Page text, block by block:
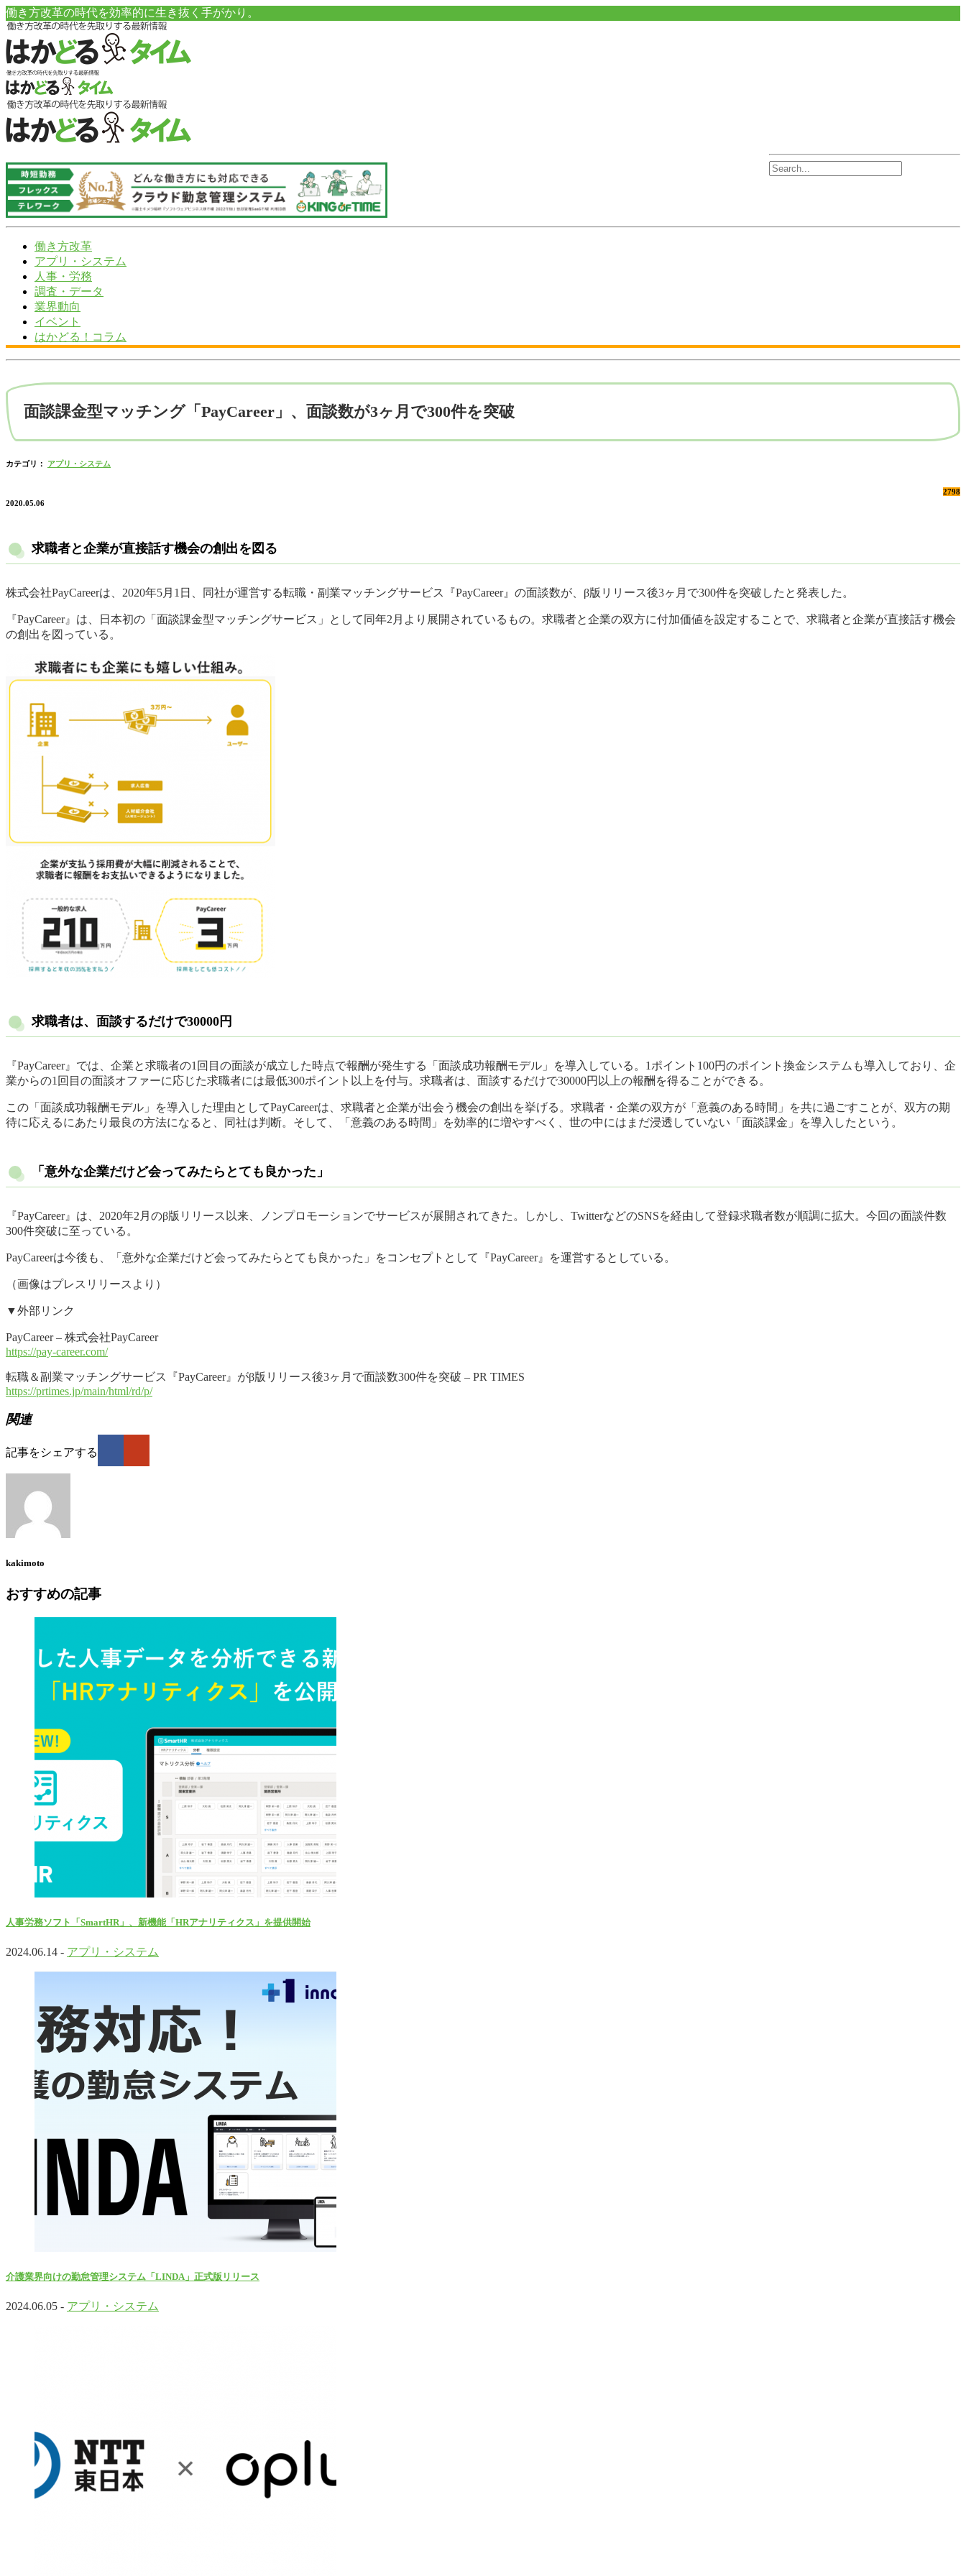
働き方改革の時代を効率的に生き抜く手がかり。
働き方改革
アプリ・システム
人事・労務
調査・データ
業界動向
イベント
はかどる！コラム
面談課金型マッチング「PayCareer」、面談数が3ヶ月で300件を突破
カテゴリ： アプリ・システム
2798
2020.05.06
求職者と企業が直接話す機会の創出を図る
株式会社PayCareerは、2020年5月1日、同社が運営する転職・副業マッチングサービス『PayCareer』の面談数が、β版リリース後3ヶ月で300件を突破したと発表した。
『PayCareer』は、日本初の「面談課金型マッチングサービス」として同年2月より展開されているもの。求職者と企業の双方に付加価値を設定することで、求職者と企業が直接話す機会
の創出を図っている。
求職者は、面談するだけで30000円
『PayCareer』では、企業と求職者の1回目の面談が成立した時点で報酬が発生する「面談成功報酬モデル」を導入している。1ポイント100円のポイント換金システムも導入しており、企
業からの1回目の面談オファーに応じた求職者には最低300ポイント以上を付与。求職者は、面談するだけで30000円以上の報酬を得ることができる。
この「面談成功報酬モデル」を導入した理由としてPayCareerは、求職者と企業が出会う機会の創出を挙げる。求職者・企業の双方が「意義のある時間」を共に過ごすことが、双方の期
待に応えるにあたり最良の方法になると、同社は判断。そして、「意義のある時間」を効率的に増やすべく、世の中にはまだ浸透していない「面談課金」を導入したという。
「意外な企業だけど会ってみたらとても良かった」
『PayCareer』は、2020年2月のβ版リリース以来、ノンプロモーションでサービスが展開されてきた。しかし、TwitterなどのSNSを経由して登録求職者数が順調に拡大。今回の面談件数
300件突破に至っている。
PayCareerは今後も、「意外な企業だけど会ってみたらとても良かった」をコンセプトとして『PayCareer』を運営するとしている。
（画像はプレスリリースより）
▼外部リンク
PayCareer – 株式会社PayCareer
https://pay-career.com/
転職＆副業マッチングサービス『PayCareer』がβ版リリース後3ヶ月で面談数300件を突破 – PR TIMES
https://prtimes.jp/main/html/rd/p/
関連
記事をシェアする
kakimoto
おすすめの記事
人事労務ソフト「SmartHR」、新機能「HRアナリティクス」を提供開始
2024.06.14 - アプリ・システム
介護業界向けの勤怠管理システム「LINDA」正式版リリース
2024.06.05 - アプリ・システム